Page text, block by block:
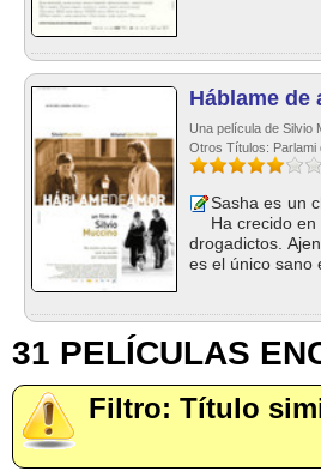
Háblame de
Una película de Silvio
Otros Títulos: Parlami
Sasha es un
Ha crecido
drogadictos.
es el único sano
31 PELÍCULAS
Filtro: Título